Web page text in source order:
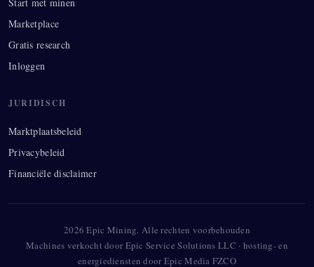
Marketplace
Gratis research
Inloggen
JURIDISCH
Marktplaatsbeleid
Privacybeleid
Financiële disclaimer
2026Epic Mining. Alle rechten voorbehouden
Machines verkocht door Epic Service Solutions LLC · hosting- en
energiediensten door Epic Media FZCO